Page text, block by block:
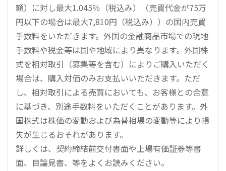
額）に対し最大1.045％（税込み）（売買代金が75万
円以下の場合は最大7,810円（税込み））の国内売買
手数料をいただきます。外国の金融商品市場での現地
手数料や税金等は国や地域により異なります。外国株
式を相対取引（募集等を含む）によりご購入いただく
場合は、購入対価のみお支払いいただきます。ただ
し、相対取引による売買においても、お客様との合意
に基づき、別途手数料をいただくことがあります。外
国株式は株価の変動および為替相場の変動等により損
失が生じるおそれがあります。
詳しくは、契約締結前交付書面や上場有価証券等書
面、目論見書、等をよくお読みください。